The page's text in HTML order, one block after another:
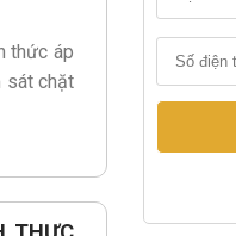
thức áp
sát chặt